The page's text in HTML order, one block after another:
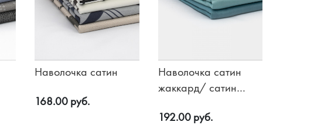
Наволочка сатин
168.00 руб.
Наволочка сатин
жаккард/ сатин
192.00 руб.